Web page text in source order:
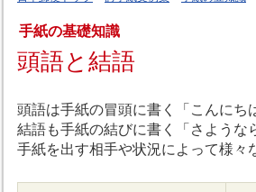
手紙の基礎知識
頭語と結語
頭語は手紙の冒頭に書く「こんにち
結語も手紙の結びに書く「さような
手紙を出す相手や状況によって様々